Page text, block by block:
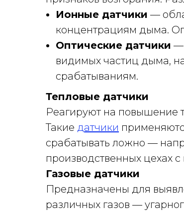
Ионные датчики —
концентрациям дыма.
Оптические датчики —
видимых частиц дыма,
срабатываниям.
Тепловые датчики
Реагируют на повышение
Такие датчики
срабатывать ложно —
производственных цехах
Газовые датчики
Предназначены для
различных газов —